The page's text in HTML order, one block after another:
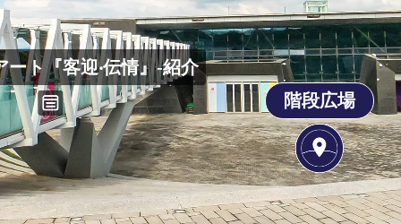
階段広場
ート『客迎‧伝情』-紹介
音声ガイド
Play
00:00